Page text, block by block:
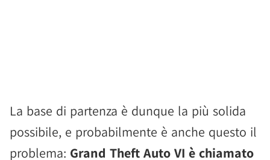
La base di partenza è dunque la più solida
possibile, e probabilmente è anche questo il
problema: Grand Theft Auto VI è chiamato